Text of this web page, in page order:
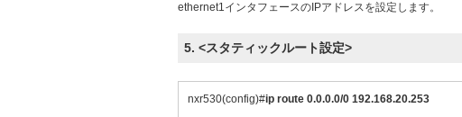
ethernet1インタフェースのIPアドレスを設定します。
5. <スタティックルート設定>
nxr530(config)#ip route 0.0.0.0/0 192.168.20.253